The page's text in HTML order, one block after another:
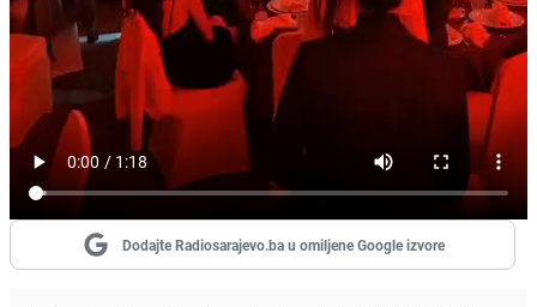
Dodajte Radiosarajevo.ba u omiljene Google izvore